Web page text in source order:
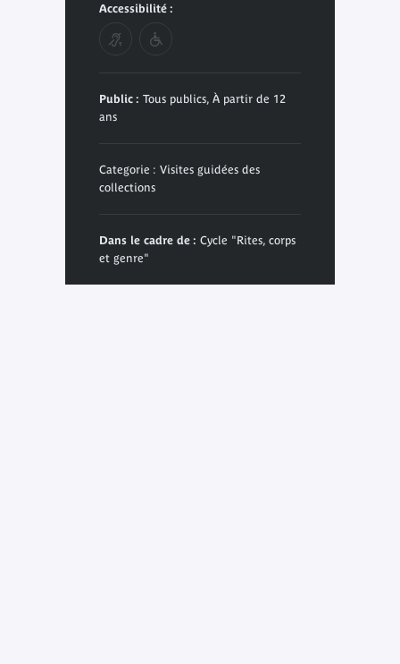
Accessibilité :
Public : Tous publics, À partir de 12
ans
Categorie : Visites guidées des
collections
Dans le cadre de : Cycle "Rites, corps
et genre"